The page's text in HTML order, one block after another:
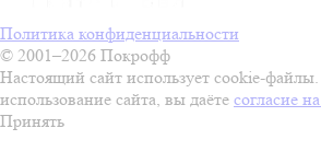
Политика конфиденциальности
© 2001–2026 Покрофф
Настоящий сайт использует cookie-
использование сайта, вы даёте согласие
Принять